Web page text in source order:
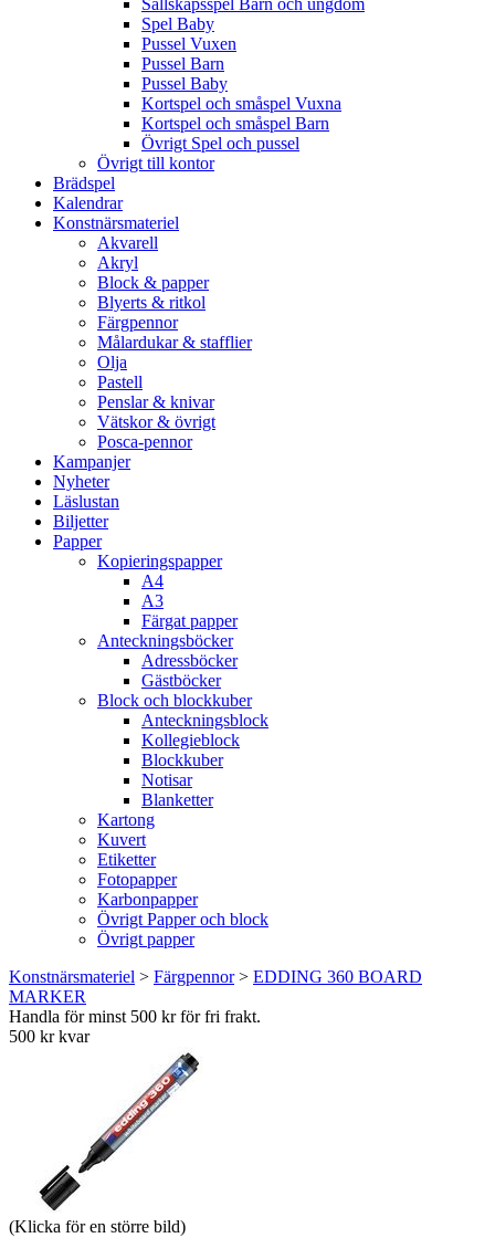
Sällskapsspel Barn och ungdom
Spel Baby
Pussel Vuxen
Pussel Barn
Pussel Baby
Kortspel och småspel Vuxna
Kortspel och småspel Barn
Övrigt Spel och pussel
Övrigt till kontor
Brädspel
Kalendrar
Konstnärsmateriel
Akvarell
Akryl
Block & papper
Blyerts & ritkol
Färgpennor
Målardukar & stafflier
Olja
Pastell
Penslar & knivar
Vätskor & övrigt
Posca-pennor
Kampanjer
Nyheter
Läslustan
Biljetter
Papper
Kopieringspapper
A4
A3
Färgat papper
Anteckningsböcker
Adressböcker
Gästböcker
Block och blockkuber
Anteckningsblock
Kollegieblock
Blockkuber
Notisar
Blanketter
Kartong
Kuvert
Etiketter
Fotopapper
Karbonpapper
Övrigt Papper och block
Övrigt papper
Konstnärsmateriel > Färgpennor> EDDING 360 BOARD
MARKER
Handla för minst 500 kr för fri frakt.
500 kr kvar
(Klicka för en större bild)